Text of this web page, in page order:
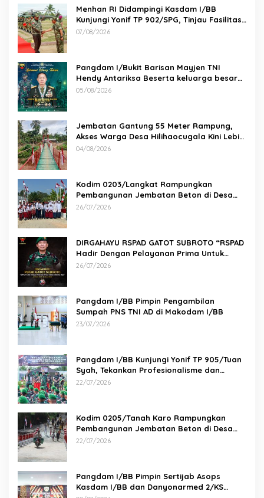
Menhan RI Didampingi Kasdam I/BB
Kunjungi Yonif TP 902/SPG, Tinjau Fasilitas
dan Beri Motivasi Prajurit
07/08/2026
Pangdam I/Bukit Barisan Mayjen TNI
Hendy Antariksa Beserta keluarga besar
Kodam I/BB Mengucapkan : Selamat Ulang
05/08/2026
Jembatan Gantung 55 Meter Rampung,
Akses Warga Desa Hilihaocugala Kini Lebih
Aman
04/08/2026
Kodim 0203/Langkat Rampungkan
Pembangunan Jembatan Beton di Desa
Paluh Manis
26/07/2026
DIRGAHAYU RSPAD GATOT SUBROTO “RSPAD
Hadir Dengan Pelayanan Prima Untuk
Indonesia Maju” 26 JULI 1950 – 26 JULI 2026
26/07/2026
Pangdam I/BB Pimpin Pengambilan
Sumpah PNS TNI AD di Makodam I/BB
23/07/2026
Pangdam I/BB Kunjungi Yonif TP 905/Tuan
Syah, Tekankan Profesionalisme dan
Kesiapan Prajurit
22/07/2026
Kodim 0205/Tanah Karo Rampungkan
Pembangunan Jembatan Beton di Desa
Pernantin
22/07/2026
Pangdam I/BB Pimpin Sertijab Asops
Kasdam I/BB dan Danyonarmed 2/KS